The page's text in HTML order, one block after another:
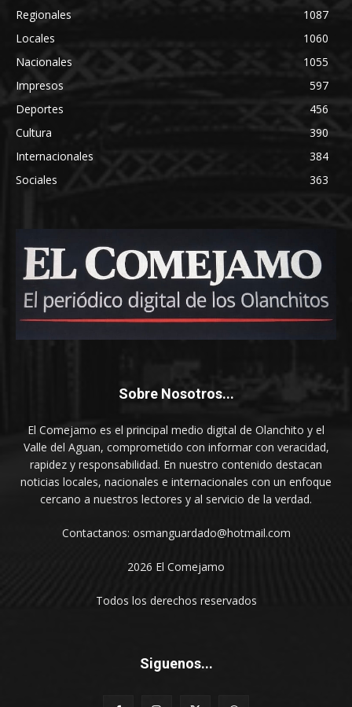
Regionales
1087
Locales
1060
Nacionales
1055
Impresos
597
Deportes
456
Cultura
390
Internacionales
384
Sociales
363
Sobre Nosotros...
El Comejamo es el principal medio digital de Olanchito y el
Valle del Aguan, comprometido con informar con veracidad,
rapidez y responsabilidad. En nuestro contenido destacan
noticias locales, nacionales e internacionales con un enfoque
cercano a nuestros lectores y al servicio de la verdad.
Contactanos: osmanguardado@hotmail.com
2026 El Comejamo
Todos los derechos reservados
Siguenos...